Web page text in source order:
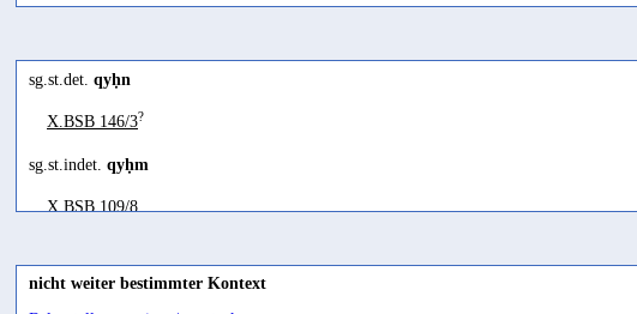
gut
hochwertig (?)
Maß- bzw. Werteinheit
perfect quality ≠ red color
sg.st.det. qyḥn
X.BSB 146/3?
sg.st.indet. qyḥm
X.BSB 109/8
nicht weiter bestimmter Kontext